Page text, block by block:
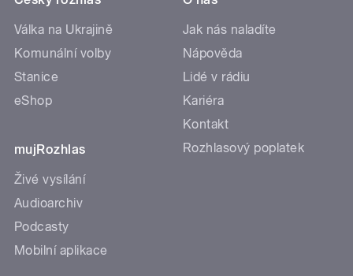
Válka na Ukrajině
Komunální volby
Stanice
eShop
mujRozhlas
Živé vysílání
Audioarchiv
Podcasty
Mobilní aplikace
Jak nás naladíte
Nápověda
Lidé v rádiu
Kariéra
Kontakt
Rozhlasový poplatek